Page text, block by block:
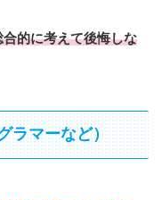
的に考えて後悔しな
ラマーなど）